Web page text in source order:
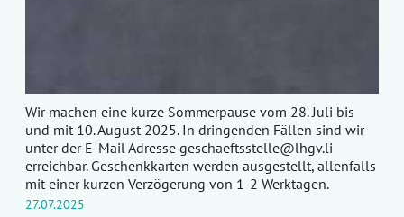
Wir machen eine kurze Sommerpause vom 28. Juli bis
und mit 10. August 2025. In dringenden Fällen sind wir
unter der E-Mail Adresse geschaeftsstelle@lhgv.li
erreichbar. Geschenkkarten werden ausgestellt, allenfalls
mit einer kurzen Verzögerung von 1-2 Werktagen.
27.07.2025